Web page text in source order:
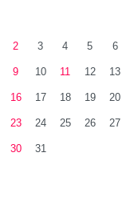
2 3 4 5 6
9 10 11 12 13
16 17 18 19 20
23 24 25 26 27
30 31